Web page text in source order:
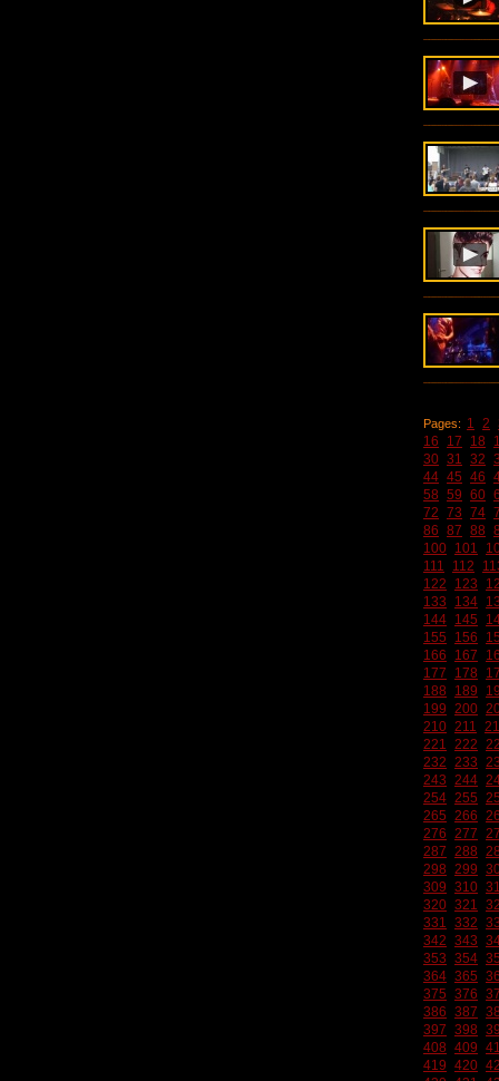
Pages: 1 2
16
17 18
30 31 32
44 45 46
58 59 60
72 73 74
86 87 88
100 101
111
112
122
123
133
134
144 145
155
156
166
167
177
178
188
189
199 200
210 211
221 222
232 233
243 244
254 255
265 266
276 277
287 288
298 299
309 310
320 321
331 332
342 343
353 354
364 365
375 376
386 387
397 398
408 409
419 420